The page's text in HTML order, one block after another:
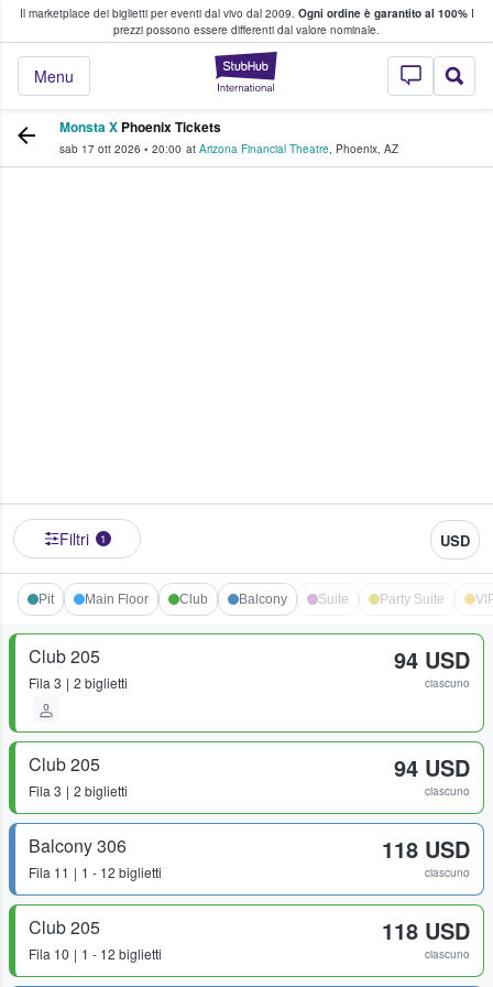
Il marketplace dei biglietti per eventi dal vivo dal 2009. Ogni ordine è garantito al 100%I
prezzi possono essere differenti dal valore nominale.
StubHub - Dove
Menu
fan comprano e vendono biglietti
Monsta X Phoenix Tickets
sab 17 ott 2026 • 20:00 at Arizona Financial Theatre, Phoenix, AZ
Filtri 1 USD
Pit Main Floor Club Balcony Suite Party Suite
Club 205
Fila 3 2 biglietti
94 USD
ciascuno
Club 205
Fila 3 2 biglietti
94 USD
ciascuno
Balcony 306
Fila 11 1 - 12 biglietti
118 USD
ciascuno
Club 205
Fila 10 1 - 12 biglietti
118 USD
ciascuno